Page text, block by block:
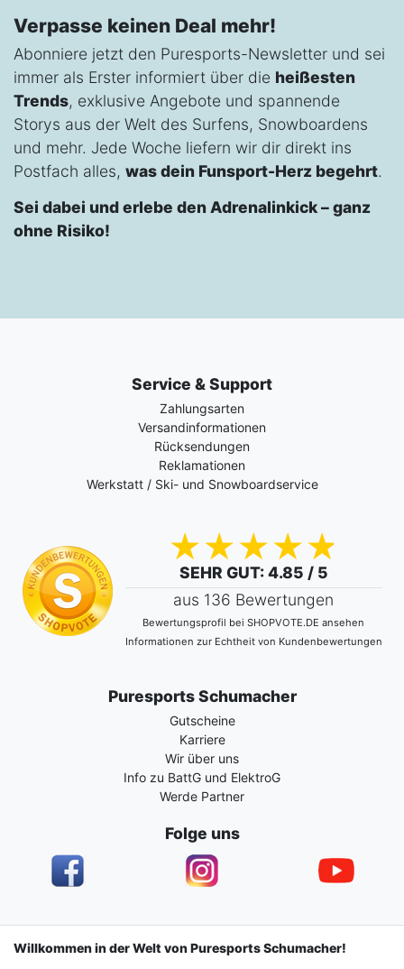
Verpasse keinen Deal mehr!
Abonniere jetzt den Puresports-Newsletter und sei
immer als Erster informiert über die heißesten
Trends, exklusive Angebote und spannende
Storys aus der Welt des Surfens, Snowboardens
und mehr. Jede Woche liefern wir dir direkt ins
Postfach alles, was dein Funsport-Herz begehrt.
Sei dabei und erlebe den Adrenalinkick – ganz
ohne Risiko!
Service & Support
Zahlungsarten
Versandinformationen
Rücksendungen
Reklamationen
Werkstatt / Ski- und Snowboardservice
SEHR GUT: 4.85 / 5
aus 136 Bewertungen
Bewertungsprofil bei SHOPVOTE.DE ansehen
Informationen zur Echtheit von Kundenbewertungen
Puresports Schumacher
Gutscheine
Karriere
Wir über uns
Info zu BattG und ElektroG
Werde Partner
Folge uns
Impressum Daten­schutz­erklärung AGB
Willkommen in der Welt von Puresports Schumacher!